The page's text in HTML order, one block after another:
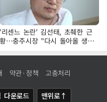
'리센느 논란' 김선태, 초췌한 근
황…충주시장 "다시 돌아올 생
각?"
약관·정책 고충처리
다운로드 맨위로↑